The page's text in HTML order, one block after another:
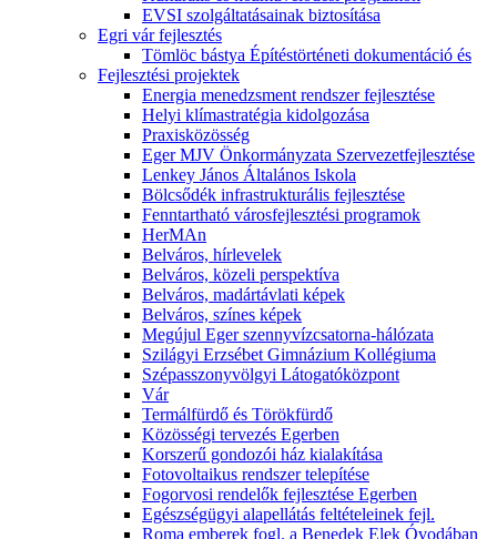
EVSI szolgáltatásainak biztosítása
Egri vár fejlesztés
Tömlöc bástya Építéstörténeti dokumentáció és
Fejlesztési projektek
Energia menedzsment rendszer fejlesztése
Helyi klímastratégia kidolgozása
Praxisközösség
Eger MJV Önkormányzata Szervezetfejlesztése
Lenkey János Általános Iskola
Bölcsődék infrastrukturális fejlesztése
Fenntartható városfejlesztési programok
HerMAn
Belváros, hírlevelek
Belváros, közeli perspektíva
Belváros, madártávlati képek
Belváros, színes képek
Megújul Eger szennyvízcsatorna-hálózata
Szilágyi Erzsébet Gimnázium Kollégiuma
Szépasszonyvölgyi Látogatóközpont
Vár
Termálfürdő és Törökfürdő
Közösségi tervezés Egerben
Korszerű gondozói ház kialakítása
Fotovoltaikus rendszer telepítése
Fogorvosi rendelők fejlesztése Egerben
Egészségügyi alapellátás feltételeinek fejl.
Roma emberek fogl. a Benedek Elek Óvodában